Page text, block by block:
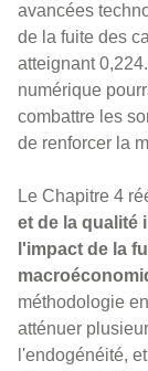
avancées
de la fuite des
atteignant
numérique
combattre les
de renforcer la
Le Chapitre 4
et de la qualité
l'impact de la
méthodologie
atténuer
l'endogénéité,